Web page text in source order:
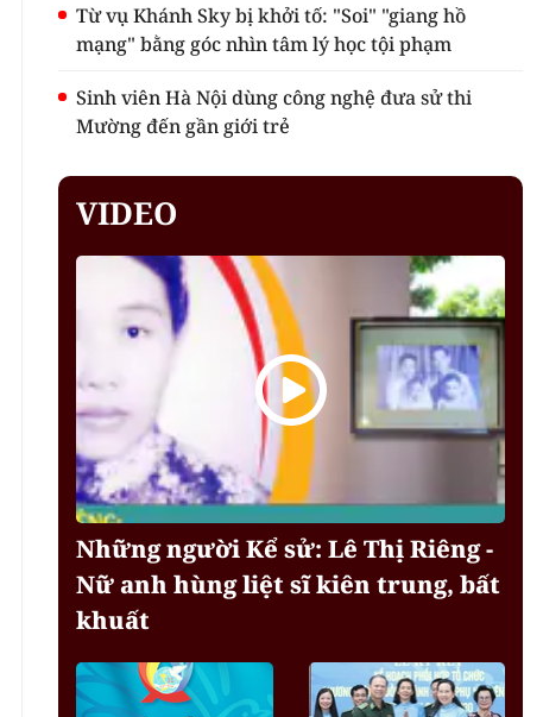
Từ vụ Khánh Sky bị khởi tố: "Soi" "giang hồ
mạng" bằng góc nhìn tâm lý học tội phạm
Sinh viên Hà Nội dùng công nghệ đưa sử thi
Mường đến gần giới trẻ
VIDEO
Những người Kể sử: Lê Thị Riêng -
Nữ anh hùng liệt sĩ kiên trung, bất
khuất